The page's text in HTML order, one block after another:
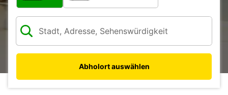
Abholort auswählen